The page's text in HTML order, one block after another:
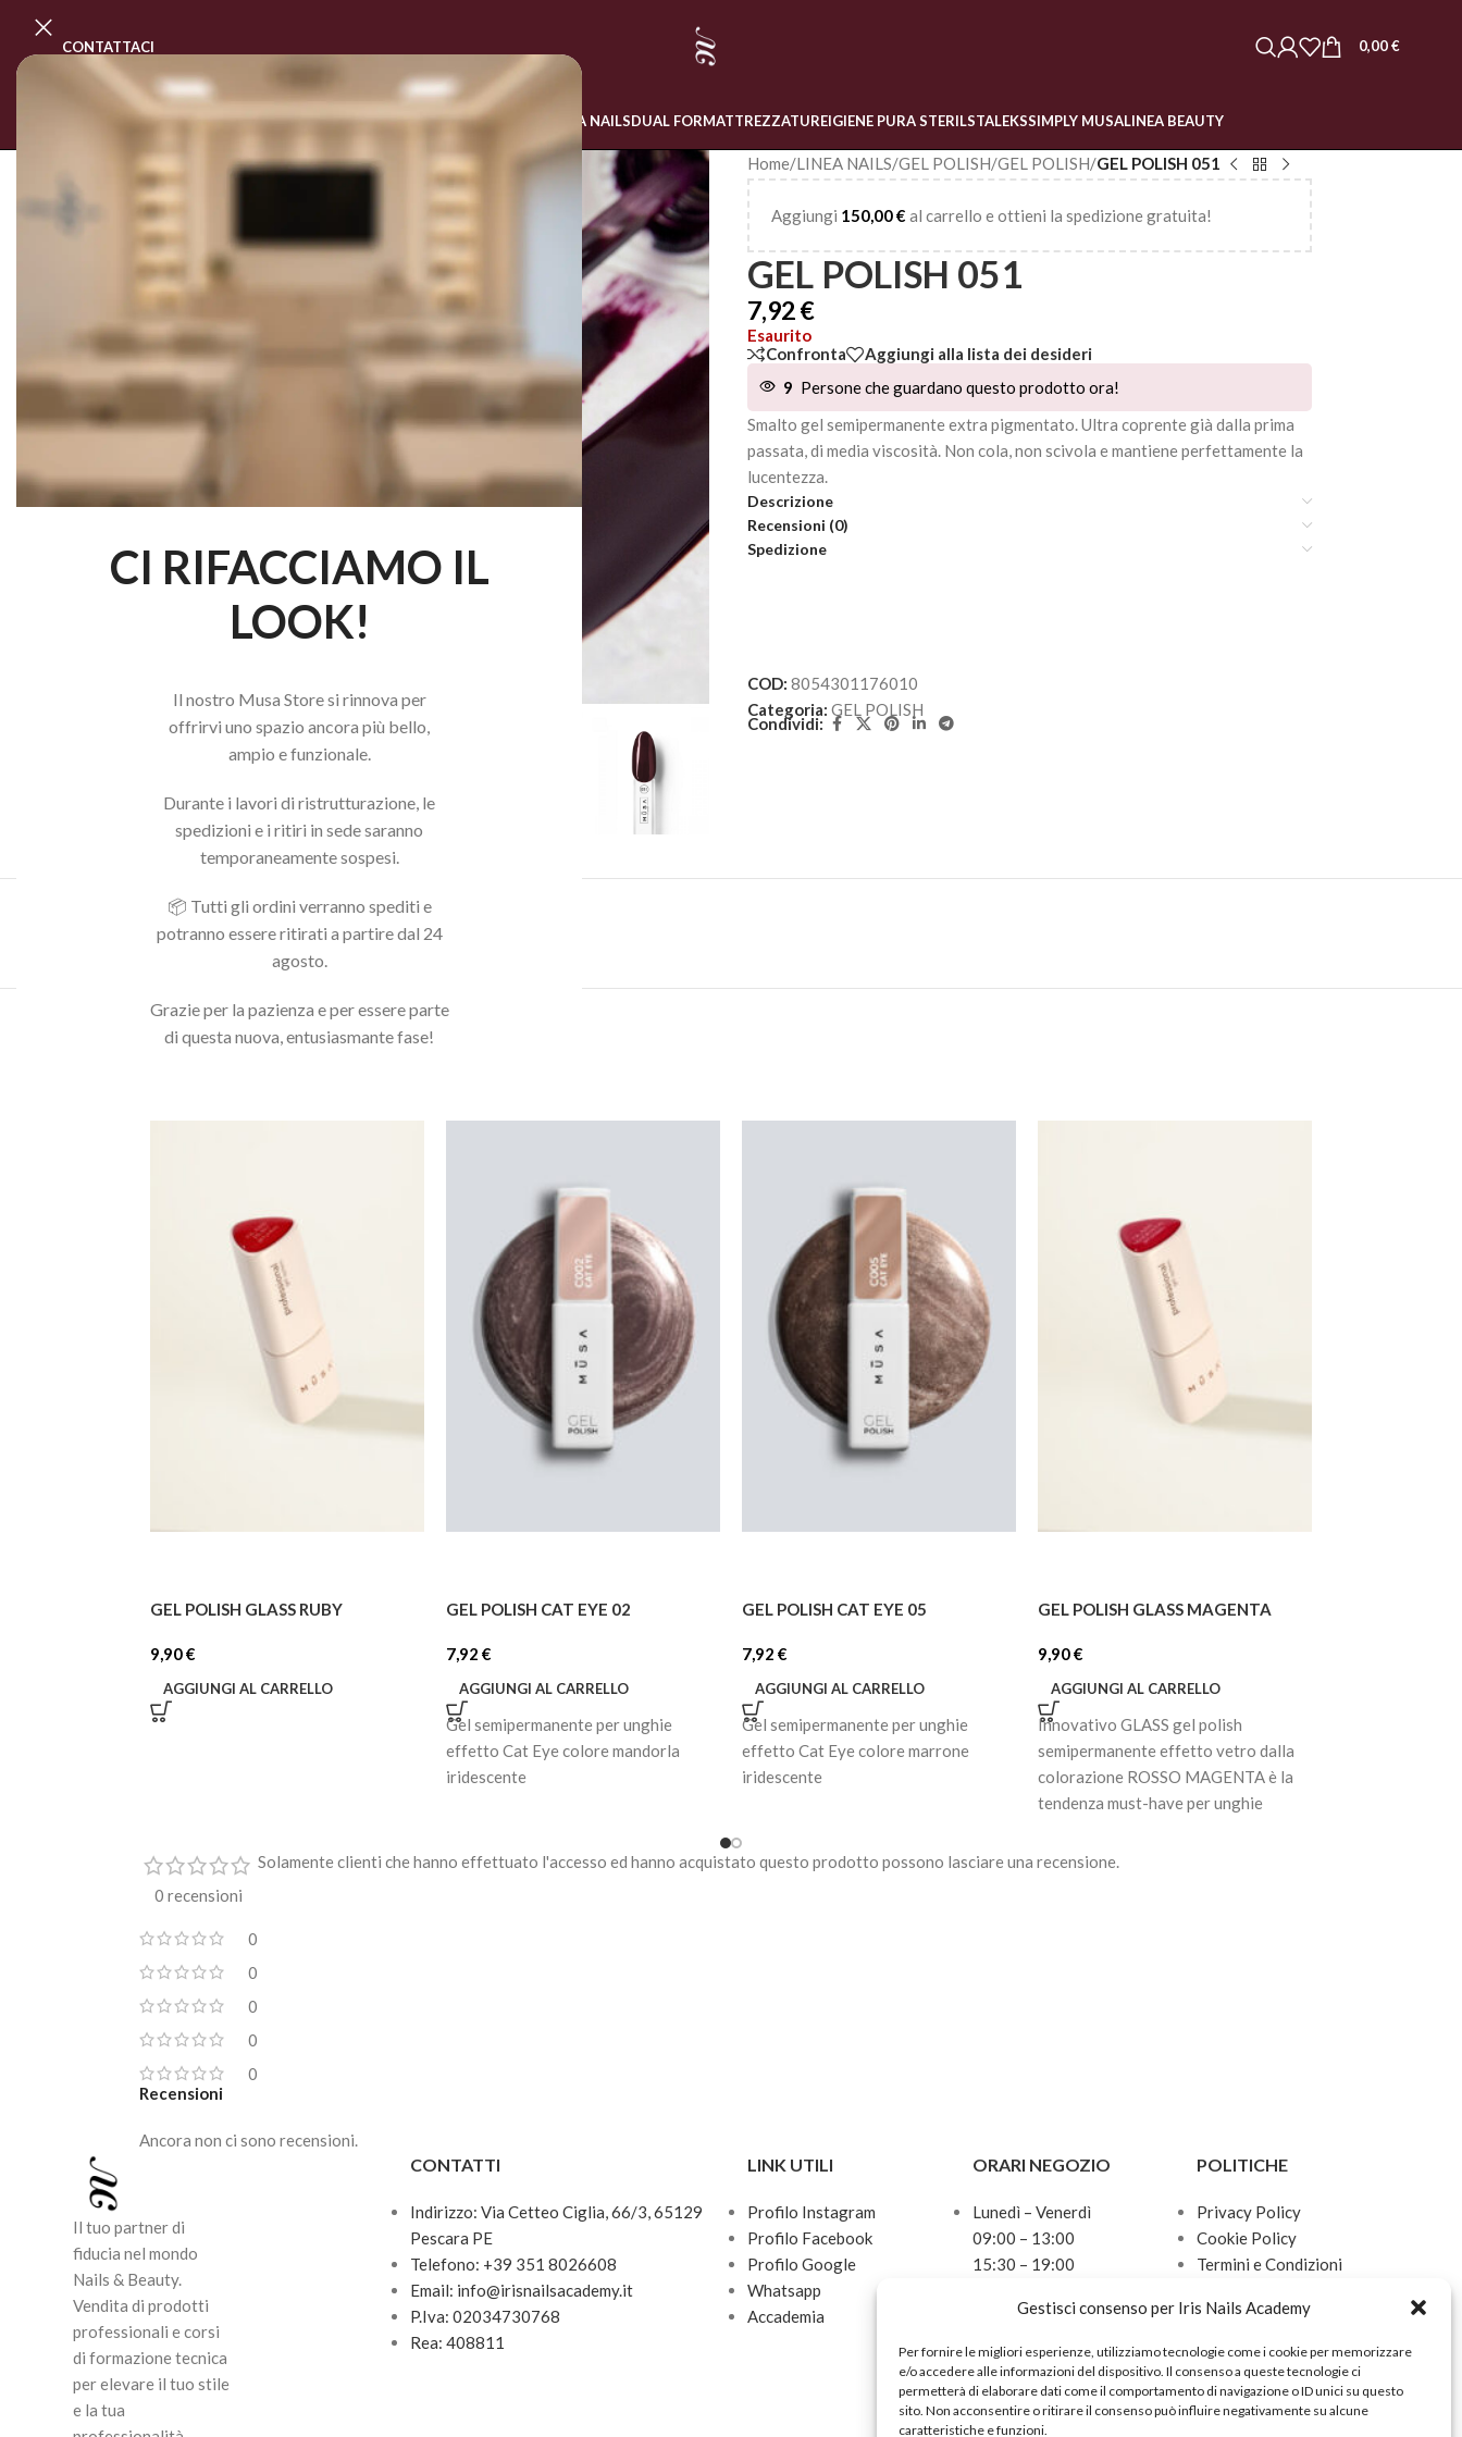
CI RIFACCIAMO IL
LOOK!
Il nostro Musa Store si rinnova per
offrirvi uno spazio ancora più bello,
ampio e funzionale.
Durante i lavori di ristrutturazione, le
spedizioni e i ritiri in sede saranno
temporaneamente sospesi.
📦 Tutti gli ordini verranno spediti e
potranno essere ritirati a partire dal 24
agosto.
Grazie per la pazienza e per essere parte
di questa nuova, entusiasmante fase!
Gestisci consenso per Iris Nails Academy
Per fornire le migliori esperienze, utilizziamo tecnologie come i cookie per memorizzare
e/o accedere alle informazioni del dispositivo. Il consenso a queste tecnologie ci
permetterà di elaborare dati come il comportamento di navigazione o ID unici su questo
sito. Non acconsentire o ritirare il consenso può influire negativamente su alcune
caratteristiche e funzioni.
CONTATTACI 0,00€
PROGRAMMA MASTER CLASSCORSI ONLINE LINEA NAILSDUAL FORMATTREZZATUREIGIENE PURA STERILSTALEKSSIMPLY MUSALINEA BEAUTY
Home/LINEA NAILS/GEL POLISH/GEL POLISH/GEL POLISH 051
Aggiungi 150,00€ al carrello e ottieni la spedizione gratuita!
GEL POLISH 051
7,92 €
Esaurito
Confronta
Aggiungi alla lista dei desideri
9 Persone che guardano questo prodotto ora!
Smalto gel semipermanente extra pigmentato. Ultra coprente già dalla prima
passata, di media viscosità. Non cola, non scivola e mantiene perfettamente la
lucentezza.
Descrizione
Recensioni (0)
Spedizione
COD: 8054301176010
Categoria: GEL POLISH
Condividi:
Acquista il pacchetto e risparmia
Potrebbero interessarti anche...
GEL POLISH GLASS RUBY
9,90€
AGGIUNGI AL CARRELLO
GEL POLISH CAT EYE 02
7,92 €
AGGIUNGI AL CARRELLO
Gel semipermanente per unghie
effetto Cat Eye colore mandorla
iridescente
GEL POLISH CAT EYE 05
7,92 €
AGGIUNGI AL CARRELLO
Gel semipermanente per unghie
effetto Cat Eye colore marrone
iridescente
GEL POLISH GLASS MAGENTA
9,90€
AGGIUNGI AL CARRELLO
Innovativo GLASS gel polish
semipermanente effetto vetro dalla
colorazione ROSSO MAGENTA è la
tendenza must-have per unghie
0 recensioni
0
0
0
0
0
Recensioni
Ancora non ci sono recensioni.
Solamente clienti che hanno effettuato l'accesso ed hanno acquistato questo prodotto possono lasciare una recensione.
Il tuo partner di
fiducia nel mondo
Nails & Beauty.
Vendita di prodotti
professionali e corsi
di formazione tecnica
per elevare il tuo stile
e la tua
CONTATTI
Indirizzo: Via Cetteo Ciglia, 66/3, 65129
Pescara PE
Telefono: +39 351 8026608
Email: info@irisnailsacademy.it
P.Iva: 02034730768
Rea: 408811
LINK UTILI
Profilo Instagram
Profilo Facebook
Profilo Google
Whatsapp
Accademia
ORARI NEGOZIO
Lunedì – Venerdì
09:00 – 13:00
15:30 – 19:00
10:00 – 13:00
Domenica
Chiuso
POLITICHE
Privacy Policy
Cookie Policy
Termini e Condizioni